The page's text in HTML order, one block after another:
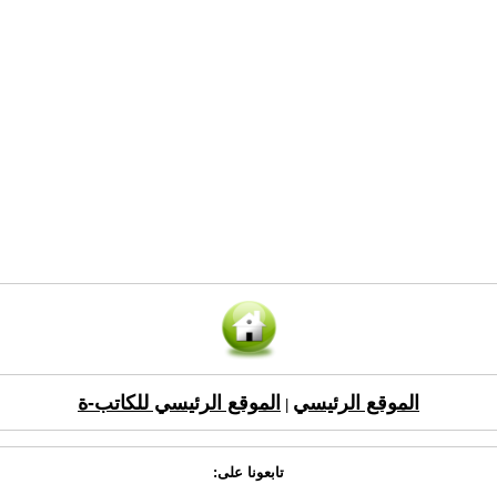
الموقع الرئيسي الموقع الرئيسي للكاتب-ة
تابعونا على: